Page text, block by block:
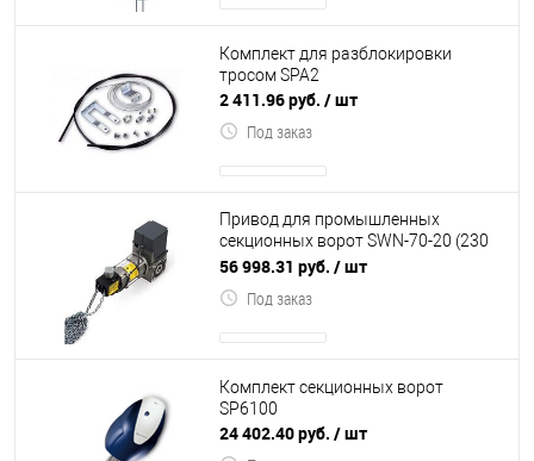
Комплект для разблокировки
тросом SPA2
2 411.96 руб. / шт
Под заказ
Привод для промышленных
секционных ворот SWN-70-20 (230
В, 70 Нм, 20 об.мин, вал 25,4 мм,
56 998.31 руб. / шт
Под заказ
Комплект секционных ворот
SP6100
24 402.40 руб. / шт